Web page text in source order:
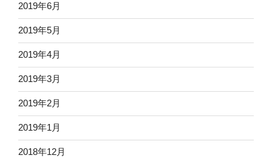
2019年6月
2019年5月
2019年4月
2019年3月
2019年2月
2019年1月
2018年12月